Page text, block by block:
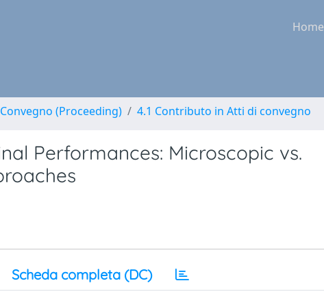
Home
(Proceeding) 4.1 Contributo in Atti di convegno
Performances: Microscopic vs.
Scheda completa (DC)